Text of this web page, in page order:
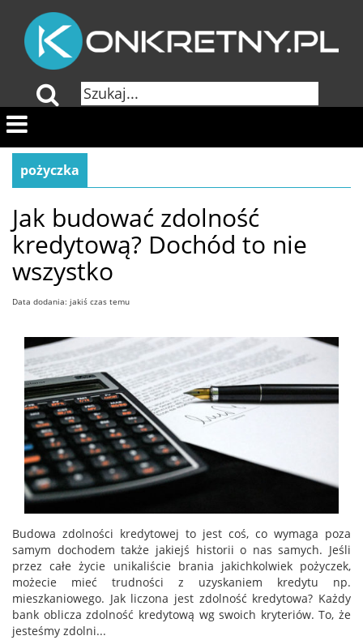
pożyczka
Jak budować zdolność
kredytową? Dochód to nie
wszystko
Data dodania: jakiś czas temu
Budowa zdolności kredytowej to jest coś, co wymaga poza
samym dochodem także jakiejś historii o nas samych. Jeśli
przez całe życie unikaliście brania jakichkolwiek pożyczek,
możecie mieć trudności z uzyskaniem kredytu np.
mieszkaniowego. Jak liczona jest zdolność kredytowa? Każdy
bank oblicza zdolność kredytową wg swoich kryteriów. To, że
jesteśmy zdolni...